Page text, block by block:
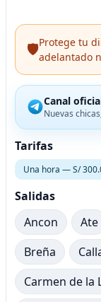
🛡️Protege tu
adelantado
Canal
Nuevas
Tarifas
Una hora — S/
Salidas
Ancon
Ate
Breña
Carmen de la